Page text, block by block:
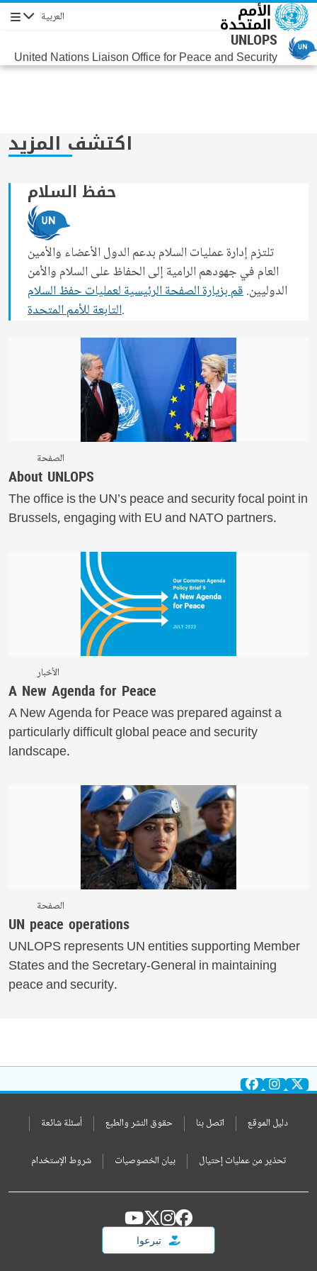
تجاوز إلى المحتوى الرئيسي العربية التنقل
UNLOPS
United Nations Liaison Office for Peace and Security
اكتشف المزيد
حفظ السلام
تلتزم إدارة عمليات السلام بدعم الدول الأعضاء والأمين
العام في جهودهم الرامية إلى الحفاظ على السلام والأمن
الدوليين.قم بزيارة الصفحة الرئيسية لعمليات حفظ السلام
التابعة للأمم المتحدة.
الصفحة
About UNLOPS
The office is the UN’s peace and security focal point in
Brussels, engaging with EU and NATO partners.
الأخبار
A New Agenda for Peace
A New Agenda for Peace was prepared against a
particularly difficult global peace and security
landscape.
الصفحة
UN peace operations
UNLOPS represents UN entities supporting Member
States and the Secretary-General in maintaining
peace and security.
دليل الموقع اتصل بنا حقوق النشر والطبع أسئلة شائعة
تحذير من عمليات إحتيال بيان الخصوصيات شروط الإستخدام
تبرعوا